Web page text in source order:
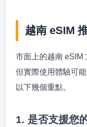
越南 eSIM
市面上的越南 eSIM
但實際使用體驗可
以下幾個重點。
1. 是否支援您